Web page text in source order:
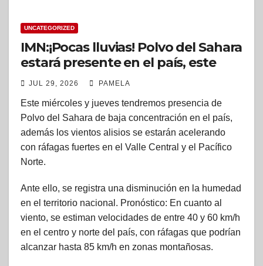
UNCATEGORIZED
IMN:¡Pocas lluvias! Polvo del Sahara
estará presente en el país, este
miércoles y jueves
JUL 29, 2026 PAMELA
Este miércoles y jueves tendremos presencia de
Polvo del Sahara de baja concentración en el país,
además los vientos alisios se estarán acelerando
con ráfagas fuertes en el Valle Central y el Pacífico
Norte.
Ante ello, se registra una disminución en la humedad
en el territorio nacional. Pronóstico: En cuanto al
viento, se estiman velocidades de entre 40 y 60 km/h
en el centro y norte del país, con ráfagas que podrían
alcanzar hasta 85 km/h en zonas montañosas.